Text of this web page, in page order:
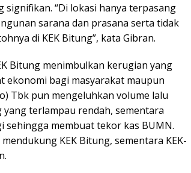
signifikan. “Di lokasi hanya terpasang
sarana dan prasana serta tidak
di KEK Bitung”, kata Gibran.
Bitung menimbulkan kerugian yang
ekonomi bagi masyarakat maupun
Tbk pun mengeluhkan volume lalu
terlampau rendah, sementara
sehingga membuat tekor kas BUMN.
KEK Bitung, sementara KEK-